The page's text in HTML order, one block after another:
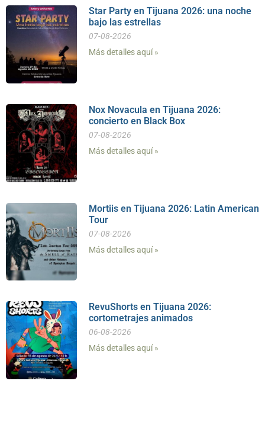
Star Party en Tijuana 2026: una noche
bajo las estrellas
07-08-2026
Más detalles aquí »
Nox Novacula en Tijuana 2026:
concierto en Black Box
07-08-2026
Más detalles aquí »
Mortiis en Tijuana 2026: Latin American
Tour
07-08-2026
Más detalles aquí »
RevuShorts en Tijuana 2026:
cortometrajes animados
06-08-2026
Más detalles aquí »